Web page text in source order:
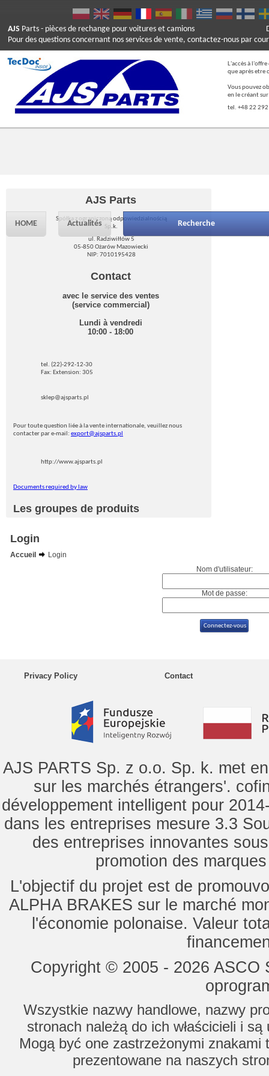
AJS Parts - pièces de rechange pour voitures et camions
Pour des questions concernant nos services de vente, contactez-nous par
L'accès à
que après etre
Vous pouvez
en le créant
tel. +48 22
HOME Actualités Recherche
AJS Parts
Spółka z ograniczoną odpowiedzialnością
Sp.k.
ul. Radziwiłłów 5
05-850 Ożarów Mazowiecki
NIP: 7010195428
Contact
avec le service des ventes
(service commercial)
Lundi à vendredi
10:00 - 18:00
tel. (22)-292-12-30
Fax: Extension: 305
sklep@ajsparts.pl
Pour toute question liée à la vente internationale, veuillez nous
contacter par e-mail: export@ajsparts.pl
http://www.ajsparts.pl
Documents required by law
Les groupes de produits
Login
Accueil
Login
Nom d'utilisateur:
Mot de passe:
Privacy Policy Contact
AJS PARTS Sp. z o.o. Sp. k. met
sur les marchés étrangers'.
développement intelligent pour
dans les entreprises mesure 3.3
des entreprises innovantes
promotion des
L'objectif du projet est de
ALPHA BRAKES sur le marché
l'économie polonaise. Valeur
Copyright © 2005 - 2026
Wszystkie nazwy handlowe, nazwy
stronach należą do ich właścicieli i
Mogą być one zastrzeżonymi znakami
prezentowane na naszych